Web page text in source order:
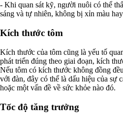
- Khi quan sát kỹ, người nuôi có thể
sáng và tự nhiên, không bị xỉn màu
Kích thước tôm
Kích thước của tôm cũng là yếu tố
phát triển đúng theo giai đoạn, kích
Nếu tôm có kích thước không đồng
với đàn, đây có thể là dấu hiệu của sự
hoặc một vấn đề về sức khỏe nào đó.
Tốc độ tăng trưởng